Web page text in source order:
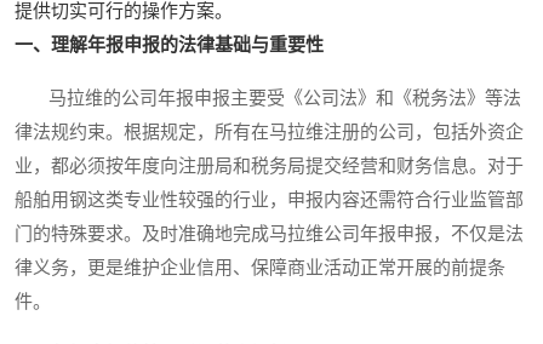
提供切实可行的操作方案。
一、理解年报申报的法律基础与重要性
马拉维的公司年报申报主要受《公司法》和《税务法》等法
律法规约束。根据规定，所有在马拉维注册的公司，包括外资企
业，都必须按年度向注册局和税务局提交经营和财务信息。对于
船舶用钢这类专业性较强的行业，申报内容还需符合行业监管部
门的特殊要求。及时准确地完成马拉维公司年报申报，不仅是法
律义务，更是维护企业信用、保障商业活动正常开展的前提条
件。